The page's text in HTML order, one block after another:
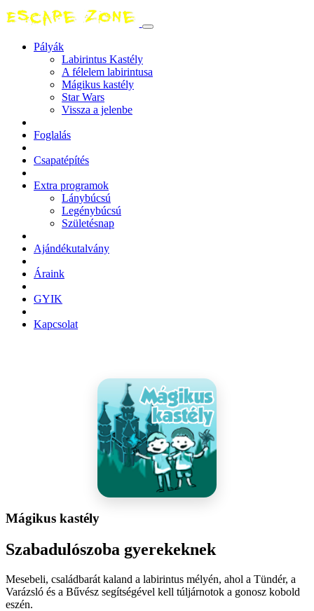
Pályák
Labirintus Kastély
A félelem labirintusa
Mágikus kastély
Star Wars
Vissza a jelenbe
Foglalás
Csapatépítés
Extra programok
Lánybúcsú
Legénybúcsú
Születésnap
Ajándékutalvány
Áraink
GYIK
Kapcsolat
Mágikus kastély
Szabadulószoba gyerekeknek
Mesebeli, családbarát kaland a labirintus mélyén, ahol a Tündér, a
Varázsló és a Bűvész segítségével kell túljárnotok a gonosz kobold
eszén.